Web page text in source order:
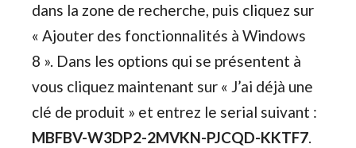
dans la zone de recherche, puis cliquez sur
« Ajouter des fonctionnalités à Windows
8 ». Dans les options qui se présentent à
vous cliquez maintenant sur « J’ai déjà une
clé de produit » et entrez le serial suivant :
MBFBV-W3DP2-2MVKN-PJCQD-KKTF7.